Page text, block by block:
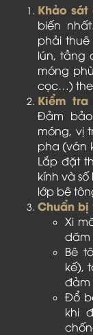
Khảo
biến
phải
lún, tầng
móng
cọc…)
Kiểm
Đảm
móng, vị
pha (ván
Lắp đặt
kính và
lớp bê
Chuẩn
Xi
dăm
Bê
kế),
đảm
Đổ
khi